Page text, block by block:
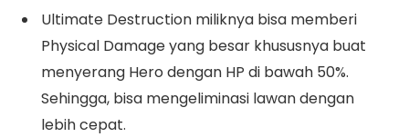
Ultimate Destruction miliknya bisa memberi
Physical Damage yang besar khususnya buat
menyerang Hero dengan HP di bawah 50%.
Sehingga, bisa mengeliminasi lawan dengan
lebih cepat.